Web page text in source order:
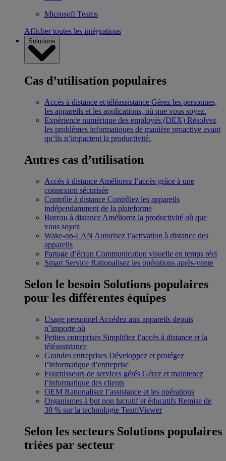
Microsoft Teams
Afficher toutes les intégrations
Solutions
Cas d’utilisation populaires
Accès à distance et téléassistance Gérez les personnes,
les appareils et les applications, où que vous soyez.
Expérience numérique des employés (DEX) Résolvez
les problèmes informatiques de manière proactive avant
qu’ils n’impactent la productivité.
Autres cas d’utilisation
Accès à distance Améliorez l’accès grâce à une
connexion sécurisée
Contrôle à distance Contrôlez les appareils
indépendamment de la plateforme
Bureau à distance Améliorez la productivité où que
vous soyez
Wake-on-LAN Autorisez l’activation à distance des
appareils
Partage d’écran Communication visuelle en temps réel
Smart Service Rationalisez les opérations après-vente
Selon le besoin Solutions populaires
pour les différentes équipes
Usage personnel Accédez aux appareils depuis
n’importe où
Petites entreprises Simplifiez l’accès à distance et la
téléassistance
Grandes entreprises Développez et protégez
l’informatique d’entreprise
Fournisseurs de services gérés Gérez et maintenez
l’informatique des clients
OEM Rationalisez l’assistance et les opérations
Organismes à but non lucratif et éducatifs Remise de
30 % sur la technologie TeamViewer
Selon les secteurs Solutions populaires
triées par secteur